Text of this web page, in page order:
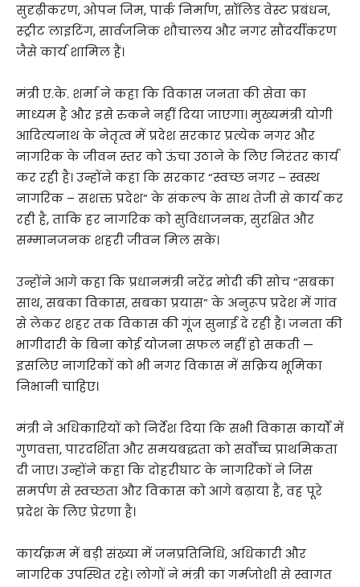
सुदृढ़ीकरण, ओपन जिम, पार्क निर्माण, सॉलिड वेस्ट प्रबंधन,
स्ट्रीट लाइटिंग, सार्वजनिक शौचालय और नगर सौंदर्यीकरण
जैसे कार्य शामिल हैं।
मंत्री ए.के. शर्मा ने कहा कि विकास जनता की सेवा का
माध्यम है और इसे रुकने नहीं दिया जाएगा। मुख्यमंत्री योगी
आदित्यनाथ के नेतृत्व में प्रदेश सरकार प्रत्येक नगर और
नागरिक के जीवन स्तर को ऊंचा उठाने के लिए निरंतर कार्य
कर रही है। उन्होंने कहा कि सरकार “स्वच्छ नगर – स्वस्थ
नागरिक – सशक्त प्रदेश” के संकल्प के साथ तेजी से कार्य कर
रही है, ताकि हर नागरिक को सुविधाजनक, सुरक्षित और
सम्मानजनक शहरी जीवन मिल सके।
उन्होंने आगे कहा कि प्रधानमंत्री नरेंद्र मोदी की सोच “सबका
साथ, सबका विकास, सबका प्रयास” के अनुरूप प्रदेश में गांव
से लेकर शहर तक विकास की गूंज सुनाई दे रही है। जनता की
भागीदारी के बिना कोई योजना सफल नहीं हो सकती —
इसलिए नागरिकों को भी नगर विकास में सक्रिय भूमिका
निभानी चाहिए।
मंत्री ने अधिकारियों को निर्देश दिया कि सभी विकास कार्यों में
गुणवत्ता, पारदर्शिता और समयबद्धता को सर्वोच्च प्राथमिकता
दी जाए। उन्होंने कहा कि दोहरीघाट के नागरिकों ने जिस
समर्पण से स्वच्छता और विकास को आगे बढ़ाया है, वह पूरे
प्रदेश के लिए प्रेरणा है।
कार्यक्रम में बड़ी संख्या में जनप्रतिनिधि, अधिकारी और
नागरिक उपस्थित रहे। लोगों ने मंत्री का गर्मजोशी से स्वागत